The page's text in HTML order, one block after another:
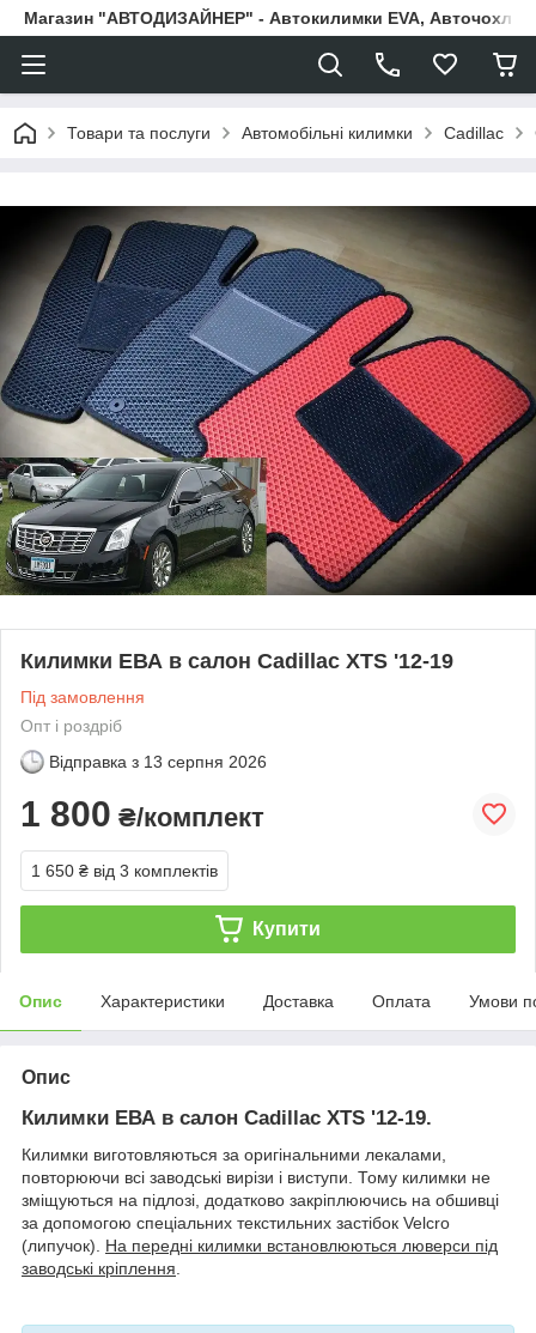
Магазин "АВТОДИЗАЙНЕР" - Автокилимки EVA, Авточохли,
Товари та послуги Автомобільні килимки Cadillac
Килимки ЕВА в салон Cadillac XTS '12-19
Під замовлення
Опт і роздріб
Відправка з 13 серпня 2026
1 800 ₴/комплект
1 650 ₴ від 3 комплектів
Купити
Опис Характеристики Доставка Оплата Умови
Опис
Килимки ЕВА в салон Cadillac XTS '12-19.
Килимки виготовляються за оригінальними лекалами,
повторюючи всі заводські вирізи і виступи. Тому килимки не
зміщуються на підлозі, додатково закріплюючись на обшивці
за допомогою спеціальних текстильних застібок Velcro
(липучок). На передні килимки встановлюються люверси під
заводські кріплення